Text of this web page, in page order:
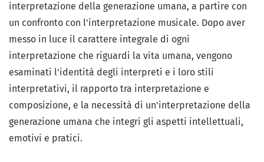
interpretazione della generazione umana, a partire con
un confronto con l'interpretazione musicale. Dopo aver
messo in luce il carattere integrale di ogni
interpretazione che riguardi la vita umana, vengono
esaminati l'identità degli interpreti e i loro stili
interpretativi, il rapporto tra interpretazione e
composizione, e la necessità di un'interpretazione della
generazione umana che integri gli aspetti intellettuali,
emotivi e pratici.